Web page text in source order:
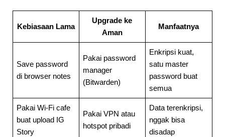
Kebiasaan Lama
Upgrade ke
Aman
Manfaatnya
Save password
di browser notes
Pakai password
manager
(Bitwarden)
Enkripsi kuat,
satu master
password buat
semua
Pakai Wi-Fi cafe
buat upload IG
Story
Pakai VPN atau
hotspot pribadi
Data terenkripsi,
nggak bisa
disadap